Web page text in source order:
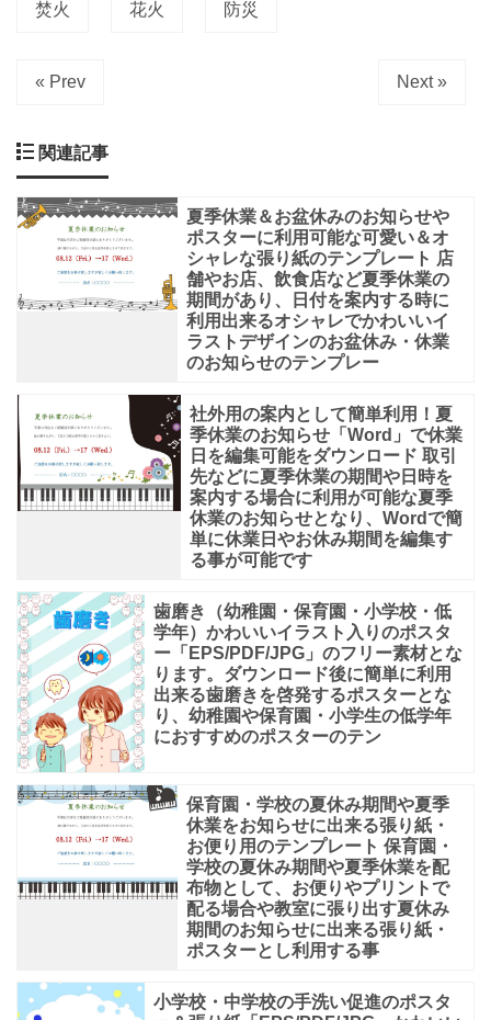
焚火 花火 防災
« Prev Next »
関連記事
夏季休業＆お盆休みのお知らせや
ポスターに利用可能な可愛い＆オ
シャレな張り紙のテンプレート 店
舗やお店、飲食店など夏季休業の
期間があり、日付を案内する時に
利用出来るオシャレでかわいいイ
ラストデザインのお盆休み・休業
のお知らせのテンプレー
社外用の案内として簡単利用！夏
季休業のお知らせ「Word」で休業
日を編集可能をダウンロード 取引
先などに夏季休業の期間や日時を
案内する場合に利用が可能な夏季
休業のお知らせとなり、Wordで簡
単に休業日やお休み期間を編集す
る事が可能です
歯磨き（幼稚園・保育園・小学校・低
学年）かわいいイラスト入りのポスタ
ー「EPS/PDF/JPG」のフリー素材とな
ります。ダウンロード後に簡単に利用
出来る歯磨きを啓発するポスターとな
り、幼稚園や保育園・小学生の低学年
におすすめのポスターのテン
保育園・学校の夏休み期間や夏季
休業をお知らせに出来る張り紙・
お便り用のテンプレート 保育園・
学校の夏休み期間や夏季休業を配
布物として、お便りやプリントで
配る場合や教室に張り出す夏休み
期間のお知らせに出来る張り紙・
ポスターとし利用する事
小学校・中学校の手洗い促進のポスタ